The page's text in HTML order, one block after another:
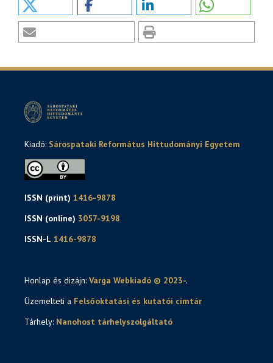
Kiadó: Sárospataki Református Hittudományi Egyetem
ISSN (print) 1416-9878
ISSN (online) 3057-9198
ISSN-L 1416-9878
Honlap és dizájn: Varga Webkiadó © 2023-.
Üzemelteti a Felsőoktatási és kutatói címtár
Tárhely: Nanohost tárhelyszolgáltató